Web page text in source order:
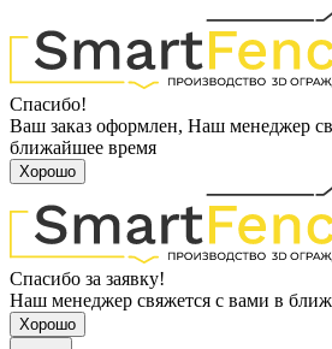
Спасибо!
Ваш заказ оформлен, Наш менеджер
ближайшее время
Хорошо
Спасибо за заявку!
Наш менеджер свяжется с вами в
Хорошо